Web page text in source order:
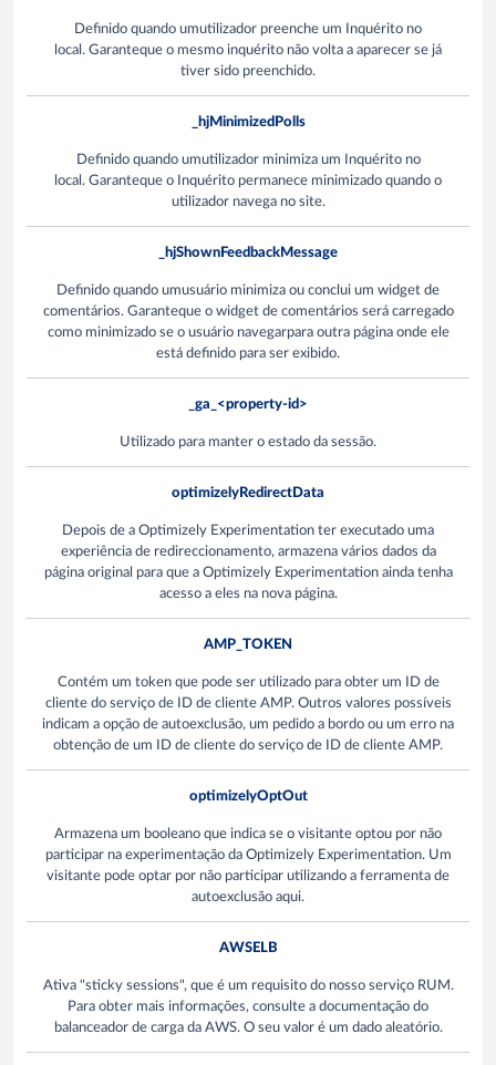
Definido quando umutilizador preenche um Inquérito no
local. Garanteque o mesmo inquérito não volta a aparecer se já
tiver sido preenchido.
_hjMinimizedPolls
Definido quando umutilizador minimiza um Inquérito no
local. Garanteque o Inquérito permanece minimizado quando o
utilizador navega no site.
_hjShownFeedbackMessage
Definido quando umusuário minimiza ou conclui um widget de
comentários. Garanteque o widget de comentários será carregado
como minimizado se o usuário navegarpara outra página onde ele
está definido para ser exibido.
_ga_<property-id>
Utilizado para manter o estado da sessão.
optimizelyRedirectData
Depois de a Optimizely Experimentation ter executado uma
experiência de redireccionamento, armazena vários dados da
página original para que a Optimizely Experimentation ainda tenha
acesso a eles na nova página.
AMP_TOKEN
Contém um token que pode ser utilizado para obter um ID de
cliente do serviço de ID de cliente AMP. Outros valores possíveis
indicam a opção de autoexclusão, um pedido a bordo ou um erro na
obtenção de um ID de cliente do serviço de ID de cliente AMP.
optimizelyOptOut
Armazena um booleano que indica se o visitante optou por não
participar na experimentação da Optimizely Experimentation. Um
visitante pode optar por não participar utilizando a ferramenta de
autoexclusão aqui.
AWSELB
Ativa "sticky sessions", que é um requisito do nosso serviço RUM.
Para obter mais informações, consulte a documentação do
balanceador de carga da AWS. O seu valor é um dado aleatório.